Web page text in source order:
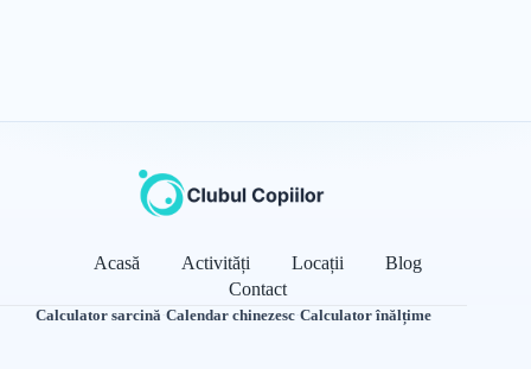
Acasă Activități Locații
Blog
Contact
Calculator sarcină·Calendar chinezesc·Calculator înălțime